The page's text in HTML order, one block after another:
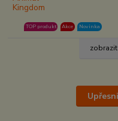
TOP produkt Akce Novinka